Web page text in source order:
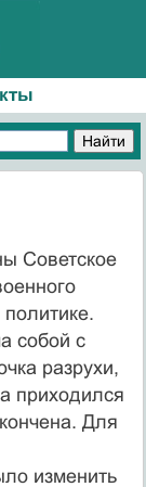
Советское
собой с
разрухи,
приходился
Для
изменить